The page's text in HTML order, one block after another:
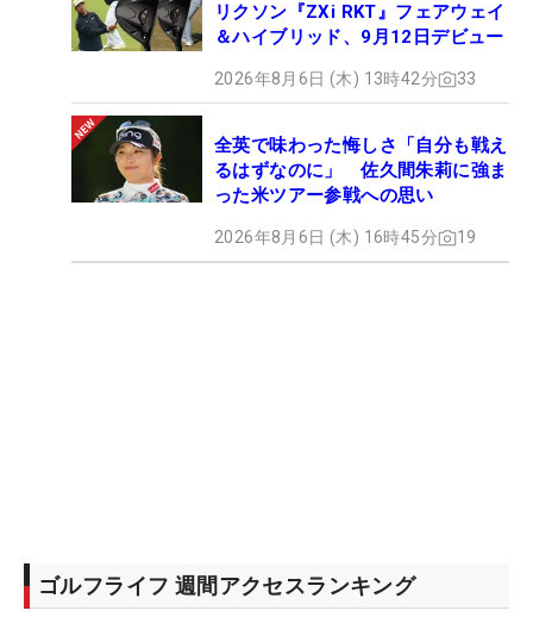
リクソン『ZXi RKT』フェアウェイ
＆ハイブリッド、9月12日デビュー
2026年8月6日 (木) 13時42分 33
全英で味わった悔しさ「自分も戦え
るはずなのに」 佐久間朱莉に強ま
った米ツアー参戦への思い
2026年8月6日 (木) 16時45分 19
ゴルフライフ 週間アクセスランキング